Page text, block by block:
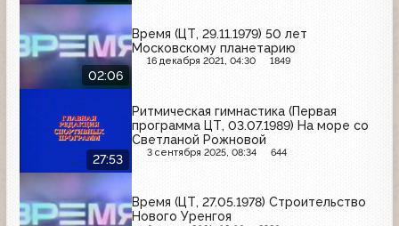
02:06
Время (ЦТ, 29.11.1979) 50 лет
Московскому планетарию
16 декабря 2021, 04:30 1849
27:53
Ритмическая гимнастика (Первая
программа ЦТ, 03.07.1989) На море со
Светланой Рожновой
3 сентября 2025, 08:34 644
Время (ЦТ, 27.05.1978) Строительство
Нового Уренгоя